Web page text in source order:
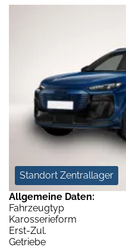
Standort Zentrallager
Allgemeine Daten:
Fahrzeugtyp
Karosserieform
Erst-Zul.
Getriebe